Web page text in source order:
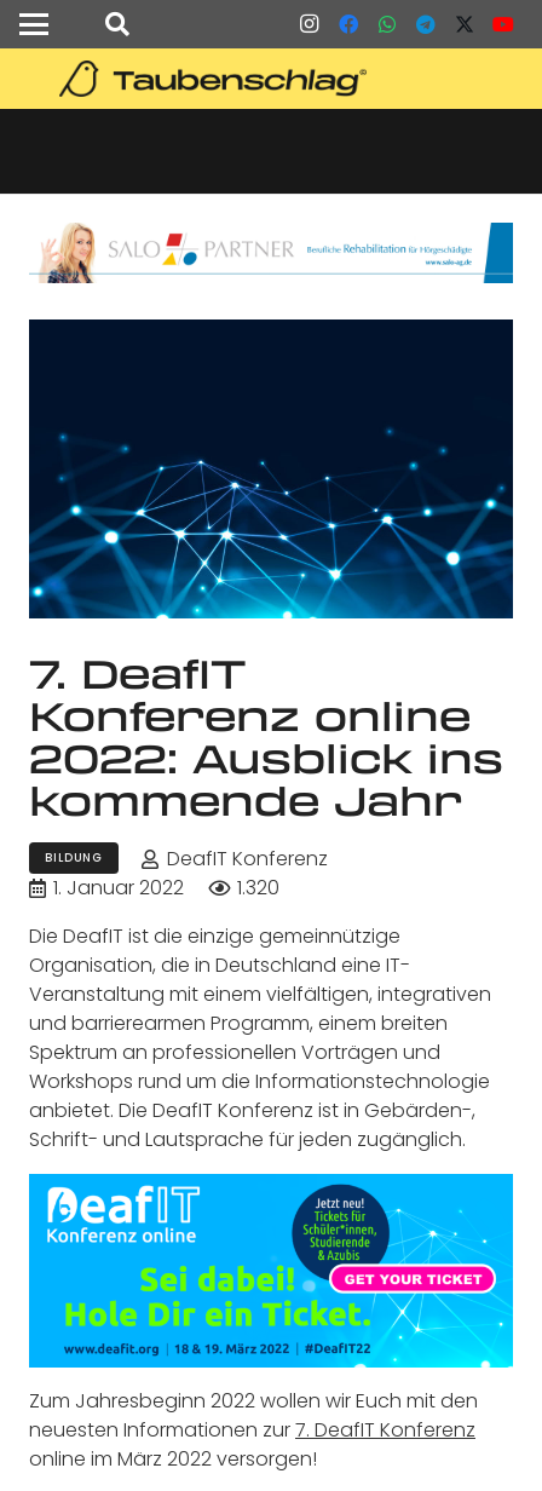
7. DeafIT
Konferenz online
2022: Ausblick ins
kommende Jahr
BILDUNG
DeafIT Konferenz
1. Januar 2022
1.320
Die DeafIT ist die einzige gemeinnützige
Organisation, die in Deutschland eine IT-
Veranstaltung mit einem vielfältigen, integrativen
und barrierearmen Programm, einem breiten
Spektrum an professionellen Vorträgen und
Workshops rund um die Informationstechnologie
anbietet. Die DeafIT Konferenz ist in Gebärden-,
Schrift- und Lautsprache für jeden zugänglich.
Zum Jahresbeginn 2022 wollen wir Euch mit den
neuesten Informationen zur7. DeafIT Konferenz
online im März 2022 versorgen!